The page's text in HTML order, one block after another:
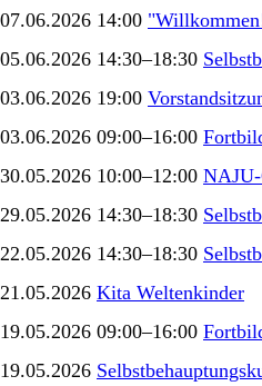
07.06.2026 14:00
05.06.2026 14:30–18:30
03.06.2026 19:00
03.06.2026 09:00–16:00
30.05.2026 10:00–12:00 NAJU-
29.05.2026 14:30–18:30
22.05.2026 14:30–18:30
21.05.2026 Kita Weltenkinder
19.05.2026 09:00–16:00
19.05.2026